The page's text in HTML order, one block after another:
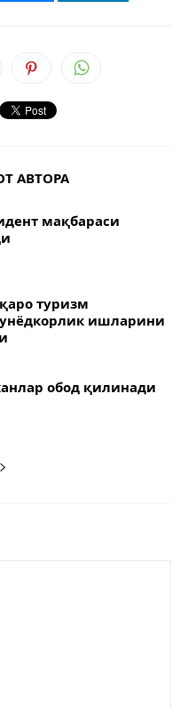
АВТОРА
мақбараси
туризм
ишларини
обод қилинади